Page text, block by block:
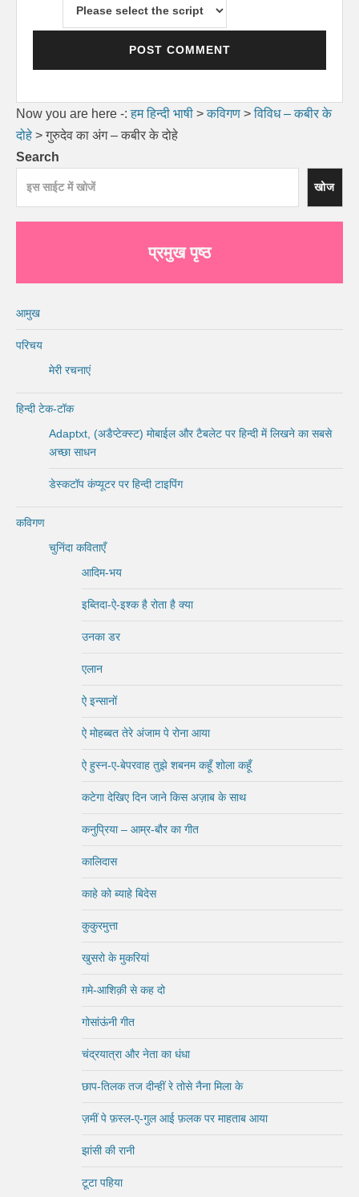
Now you are here -: हम हिन्दी भाषी >कविगण >विविध – कबीर के
दोहे > गुरुदेव का अंग – कबीर के दोहे
Search
खोज
प्रमुख पृष्ठ
आमुख
परिचय
मेरी रचनाएं
हिन्दी टेक-टॉक
Adaptxt, (अडैप्टेक्स्ट) मोबाईल और टैबलेट पर हिन्दी में लिखने का सबसे
अच्छा साधन
डेस्कटॉप कंप्यूटर पर हिन्दी टाइपिंग
कविगण
चुनिंदा कविताएँ
आदिम-भय
इब्तिदा-ऐ-इश्क है रोता है क्या
उनका डर
एलान
ऐ इन्सानों
ऐ मोहब्बत तेरे अंजाम पे रोना आया
ऐ हुस्न-ए-बेपरवाह तुझे शबनम कहूँ शोला कहूँ
कटेगा देखिए दिन जाने किस अज़ाब के साथ
कनुप्रिया – आम्र-बौर का गीत
कालिदास
काहे को ब्याहे बिदेस
कुकुरमुत्ता
खुसरो के मुकरियां
ग़मे-आशिक़ी से कह दो
गोसांऊंनी गीत
चंद्रयात्रा और नेता का धंधा
छाप-तिलक तज दीन्हीं रे तोसे नैना मिला के
ज़मीं पे फ़स्ल-ए-गुल आई फ़लक पर माहताब आया
झांसी की रानी
टूटा पहिया